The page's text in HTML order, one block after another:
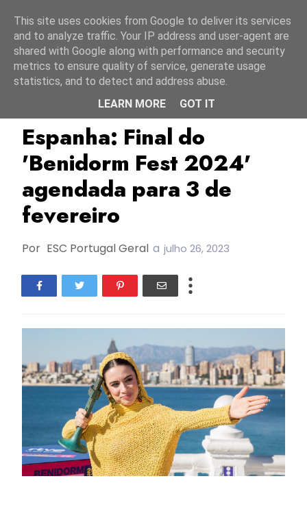
Benidorm Fest 2024 ESC2024
Espanha: Final do
'Benidorm Fest 2024'
agendada para 3 de
fevereiro
Por ESC Portugal Geral a julho 26, 2023
This site uses cookies from Google to deliver its services
and to analyze traffic. Your IP address and user-agent are
shared with Google along with performance and security
metrics to ensure quality of service, generate usage
statistics, and to detect and address abuse.
LEARN MORE
GOT IT